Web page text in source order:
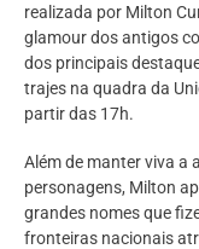
realizada por Milton
glamour dos antigos
dos principais
trajes na quadra da
partir das 17h.
Além de manter viva a
personagens, Milton
grandes nomes que
fronteiras nacionais